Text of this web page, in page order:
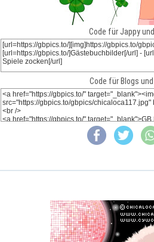
Code für Jappy und
Code für Blogs und